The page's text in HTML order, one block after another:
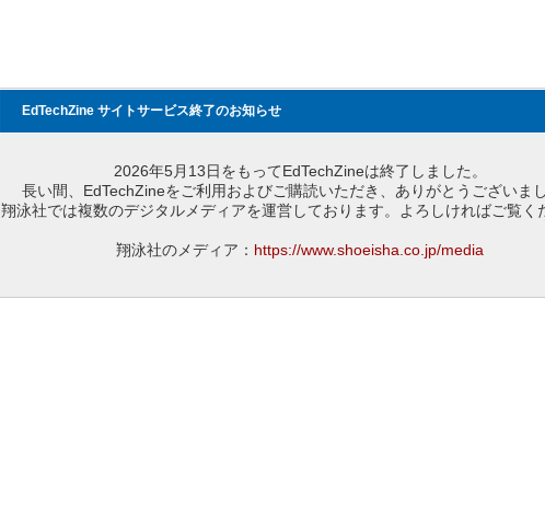
EdTechZine サイトサービス終了のお知らせ
2026年5月13日をもってEdTechZineは終了しました。
長い間、EdTechZineをご利用およびご購読いただき、ありがとうございまし
翔泳社では複数のデジタルメディアを運営しております。よろしければご覧く
翔泳社のメディア： https://www.shoeisha.co.jp/media